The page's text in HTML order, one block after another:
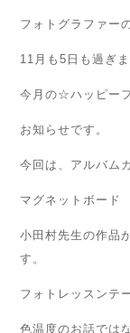
フォトグラファー
11月も5日も過ぎ
今月の☆ハッピー
お知らせです。
今回は、アルバム
マグネットボード
小田村先生の作品
す。
フォトレッスンテ
色温度のお話では